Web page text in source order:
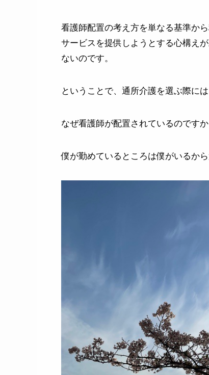
看護師配置の考え方を単なる基準か
サービスを提供しようとする心構え
ないのです。
ということで、通所介護を選ぶ際に
なぜ看護師が配置されているのです
僕が勤めているところは僕がいるか